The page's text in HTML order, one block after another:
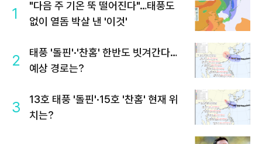
1
"다음 주 기온 뚝 떨어진다"…태풍도
없이 열돔 박살 낸 '이것'
2
태풍 '돌핀'·'찬홈' 한반도 빗겨간다…
예상 경로는?
3
13호 태풍 '돌핀'·15호 '찬홈' 현재 위
치는?